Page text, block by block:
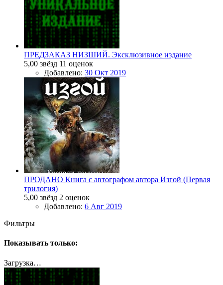
ПРЕДЗАКАЗ НИЗШИЙ. Эксклюзивное издание
5,00 звёзд 11 оценок
Добавлено: 30 Окт 2019
ПРОДАНО Книга с автографом автора Изгой (Первая
трилогия)
5,00 звёзд 2 оценок
Добавлено: 6 Авг 2019
Фильтры
Показывать только:
Загрузка…